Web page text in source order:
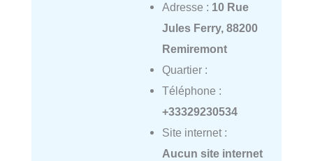
Adresse : 10 Rue
Jules Ferry, 88200
Remiremont
Quartier :
Téléphone :
+33329230534
Site internet :
Aucun site internet